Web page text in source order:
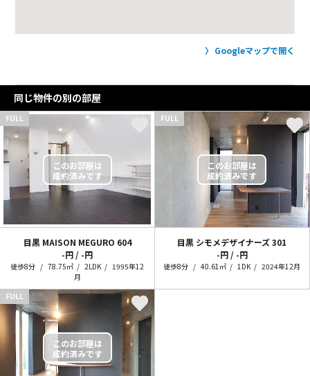
Googleマップで開く
同じ物件の別の部屋
FULL
目黒 MAISON MEGURO 604
-円 / -円
徒歩8分 78.75㎡ 2LDK
1995年12
月
FULL
目黒 シモメデザイナーズ 301
-円 / -円
徒歩8分 40.61㎡ 1DK 2024年12月
FULL